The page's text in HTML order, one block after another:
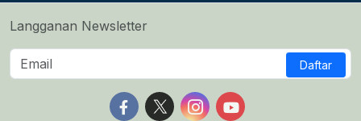
Langganan Newsletter
Daftar
Follow us on Facebook
Follow us on X
Follow us on Instagram
Follow us on